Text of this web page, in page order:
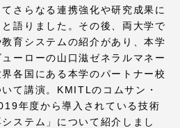
さらなる連携強化や研究成果に
語りました。その後、両大学で
育システムの紹介があり、本学
ーローの山口滋ゼネラルマネー
各国にある本学のパートナー校
て講演。KMITLのコムサン・
年度から導入されている技術
ステム」について紹介しまし
ツ
ース